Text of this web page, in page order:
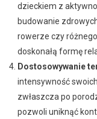
dzieckiem z
budowanie
rowerze czy
doskonałą formę
Dostosowywanie
intensywność
zwłaszcza po
pozwoli uniknąć